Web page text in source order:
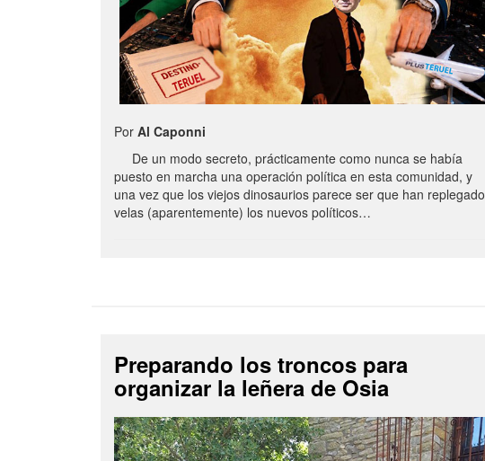
Por Al Caponni
De un modo secreto, prácticamente como nunca se había
puesto en marcha una operación política en esta comunidad, y
una vez que los viejos dinosaurios parece ser que han replegado
velas (aparentemente) los nuevos políticos…
Preparando los troncos para
organizar la leñera de Osia